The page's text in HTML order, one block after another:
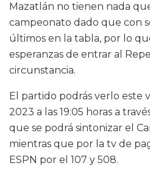
Mazatlán no tienen nada
campeonato dado que con
últimos en la tabla, por lo
esperanzas de entrar al
circunstancia.
El partido podrás verlo este
2023 a las 19:05 horas a
que se podrá sintonizar el
mientras que por la tv de
ESPN por el 107 y 508.